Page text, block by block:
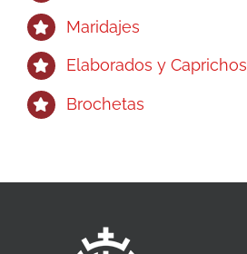
Maridajes
Elaborados y Caprichos
Brochetas